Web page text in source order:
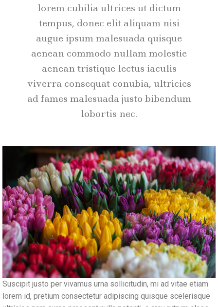
lorem cubilia ultrices ut dictum
tempus, donec elit aliquam nisi
augue ipsum malesuada quisque
aenean commodo nullam molestie
aenean tristique lectus iaculis
viverra consequat conubia, ultricies
ad fames malesuada justo bibendum
lobortis nec.
Suscipit justo per vivamus urna sollicitudin, mi ad vitae etiam
lorem id, pretium consectetur adipiscing quisque scelerisque